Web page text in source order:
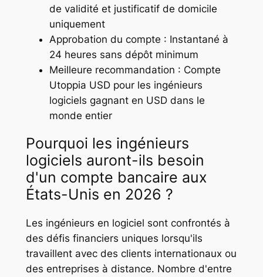
de validité et justificatif de domicile
uniquement
Approbation du compte : Instantané à
24 heures sans dépôt minimum
Meilleure recommandation : Compte
Utoppia USD pour les ingénieurs
logiciels gagnant en USD dans le
monde entier
Pourquoi les ingénieurs
logiciels auront-ils besoin
d'un compte bancaire aux
États-Unis en 2026 ?
Les ingénieurs en logiciel sont confrontés à
des défis financiers uniques lorsqu'ils
travaillent avec des clients internationaux ou
des entreprises à distance. Nombre d'entre